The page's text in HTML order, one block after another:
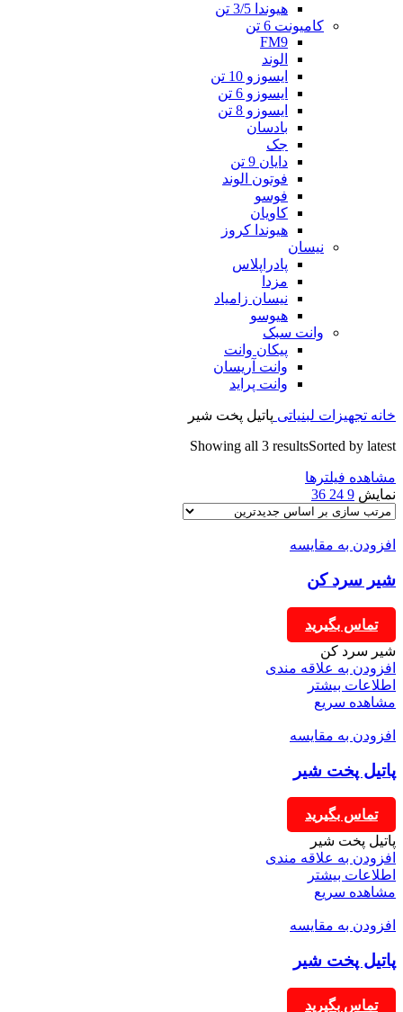
هیوندا 3/5 تن
کامیونت 6 تن
FM9
الوند
ایسوزو 10 تن
ایسوزو 6 تن
ایسوزو 8 تن
بادسان
جک
دایان 9 تن
فوتون الوند
فوسو
کاویان
هیوندا کروز
نیسان
پادراپلاس
مزدا
نیسان زامیاد
هیوسو
وانت سبک
پیکان وانت
وانت آریسان
وانت پراید
خانه تجهیزات لبنیاتی پاتیل پخت شیر
Showing all 3 resultsSorted by latest
مشاهده فیلترها
نمایش 9
24
36
افزودن به مقایسه
شیر سرد کن
تماس بگیرید
شیر سرد کن
افزودن به علاقه مندی
اطلاعات بیشتر
مشاهده سریع
افزودن به مقایسه
پاتیل پخت شیر
تماس بگیرید
پاتیل پخت شیر
افزودن به علاقه مندی
اطلاعات بیشتر
مشاهده سریع
افزودن به مقایسه
پاتیل پخت شیر
تماس بگیرید